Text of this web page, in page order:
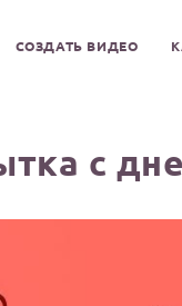
СОЗДАТЬ ВИДЕО
с